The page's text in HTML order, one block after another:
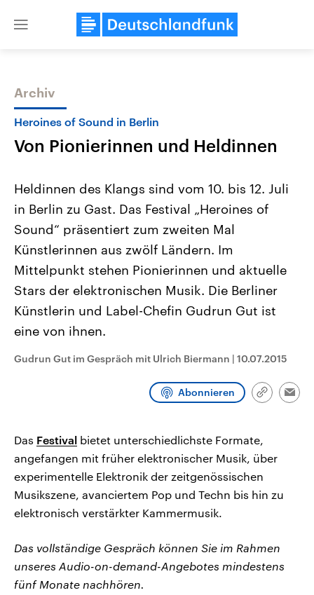
Close
Themen
Landtagswahl Sachsen-Anhalt
2026
Alle Informationen
Sachsen-Anhalt wählt am 6.
September 2026 einen neuen
Bundesland von einer Koalition aus
Umfragen, Prognosen,
und Hintergründe zu den Parteien
und Kandidaten der anstehenden
USA
Aktuelle Beiträge,
Hintergründe
Wirtschaftlich und
gehören die Vereinigten
mit großem Einfluss auf
Sendungen Programm Podcasts
Archiv
Heroines of Sound in Berlin
Von Pionierinnen und Heldinnen
Heldinnen des Klangs sind vom 10. bis 12. Juli
in Berlin zu Gast. Das Festival „Heroines of
Sound“ präsentiert zum zweiten Mal
Künstlerinnen aus zwölf Ländern. Im
Mittelpunkt stehen Pionierinnen und aktuelle
Stars der elektronischen Musik. Die Berliner
Künstlerin und Label-Chefin Gudrun Gut ist
eine von ihnen.
Gudrun Gut im Gespräch mit Ulrich Biermann | 10.07.2015
Abonnieren
Link
Das Festival bietet unterschiedlichste Formate,
angefangen mit früher elektronischer Musik, über
experimentelle Elektronik der zeitgenössischen
Musikszene, avanciertem Pop und Techn bis hin zu
elektronisch verstärkter Kammermusik.
Das vollständige Gespräch können Sie im Rahmen
unseres Audio-on-demand-Angebotes mindestens
fünf Monate nachhören.